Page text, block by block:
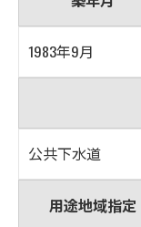
1983年9月
公共下水道
用途地域指定